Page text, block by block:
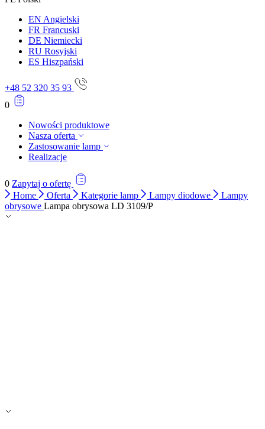
EN Angielski
FR Francuski
DE Niemiecki
RU Rosyjski
ES Hiszpański
+48 52 320 35 93
0
Nowości produktowe
Nasza oferta
Zastosowanie lamp
Realizacje
0 Zapytaj o ofertę
Home
Oferta Kategorie lamp Lampy diodowe
Lampy
obrysowe Lampa obrysowa LD 3109/P